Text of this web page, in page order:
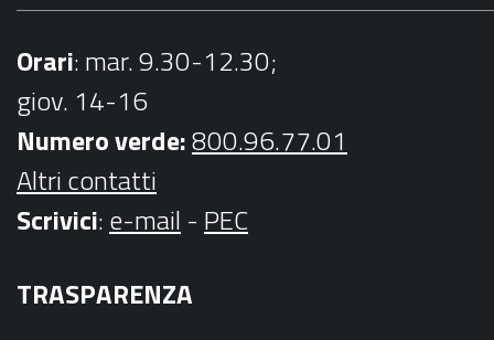
Orari: mar. 9.30-12.30;
giov. 14-16
Numero verde:800.96.77.01
Altri contatti
Scrivici:e-mail - PEC
TRASPARENZA